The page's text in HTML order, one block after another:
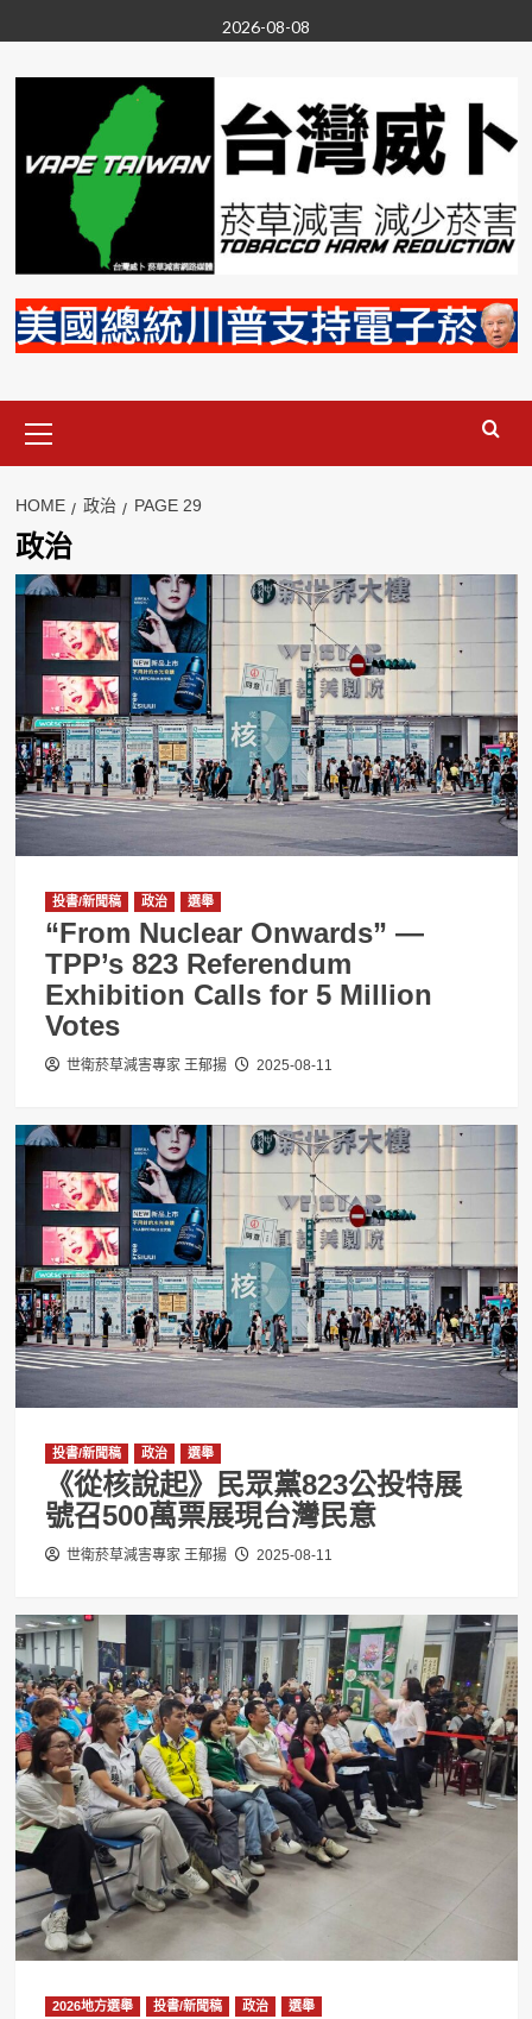
to
content
2026-08-08
Menu
HOME 政治 PAGE 29
政治
投書/新聞稿 政治 選舉
“From Nuclear Onwards” —
TPP’s 823 Referendum
Exhibition Calls for 5 Million
Votes
世衛菸草減害專家 王郁揚 2025-08-11
投書/新聞稿 政治 選舉
《從核說起》民眾黨823公投特展
號召500萬票展現台灣民意
世衛菸草減害專家 王郁揚 2025-08-11
2026地方選舉 投書/新聞稿 政治 選舉